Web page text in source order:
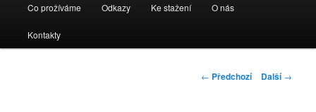
Co prožíváme Odkazy Ke stažení O nás
Kontakty
Navigace pro
← Předchozí Další→